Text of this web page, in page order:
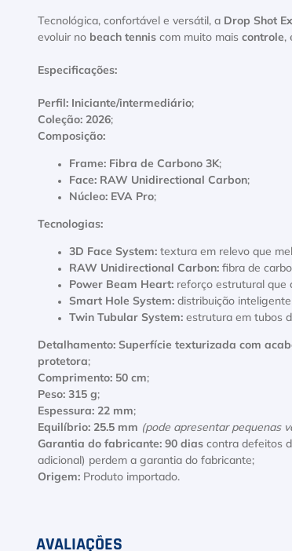
Tecnológica, confortável e versátil, a Drop Shot
evoluir no beach tennis com muito mais controle,
Especificações:
Perfil: Iniciante/intermediário;
Coleção: 2026;
Composição:
Frame: Fibra de Carbono 3K;
Face: RAW Unidirectional Carbon;
Núcleo: EVA Pro;
Tecnologias:
3D Face System: textura em relevo que
RAW Unidirectional Carbon: fibra de
Power Beam Heart: reforço estrutural que
Smart Hole System: distribuição
Twin Tubular System: estrutura em tubos
Detalhamento: Superfície texturizada com
protetora;
Comprimento: 50 cm;
Peso: 315 g;
Espessura: 22 mm;
Equilíbrio: 25.5 mm (pode apresentar pequenas
Garantia do fabricante: 90 dias contra defeitos
adicional) perdem a garantia do fabricante;
Origem: Produto importado.
AVALIAÇÕES